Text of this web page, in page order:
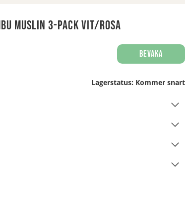
Muslin 3-pack Vit/Rosa
Bevaka
Lagerstatus: Kommer snart